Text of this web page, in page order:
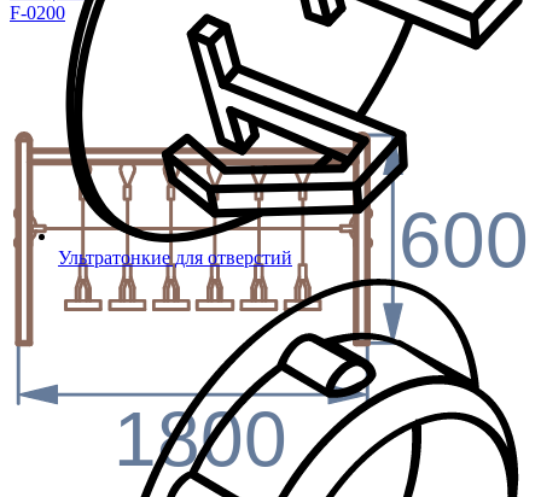
Ультратонкие для отверстий
F-0200
600
1800